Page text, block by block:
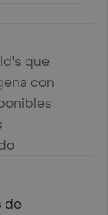
que
con
de